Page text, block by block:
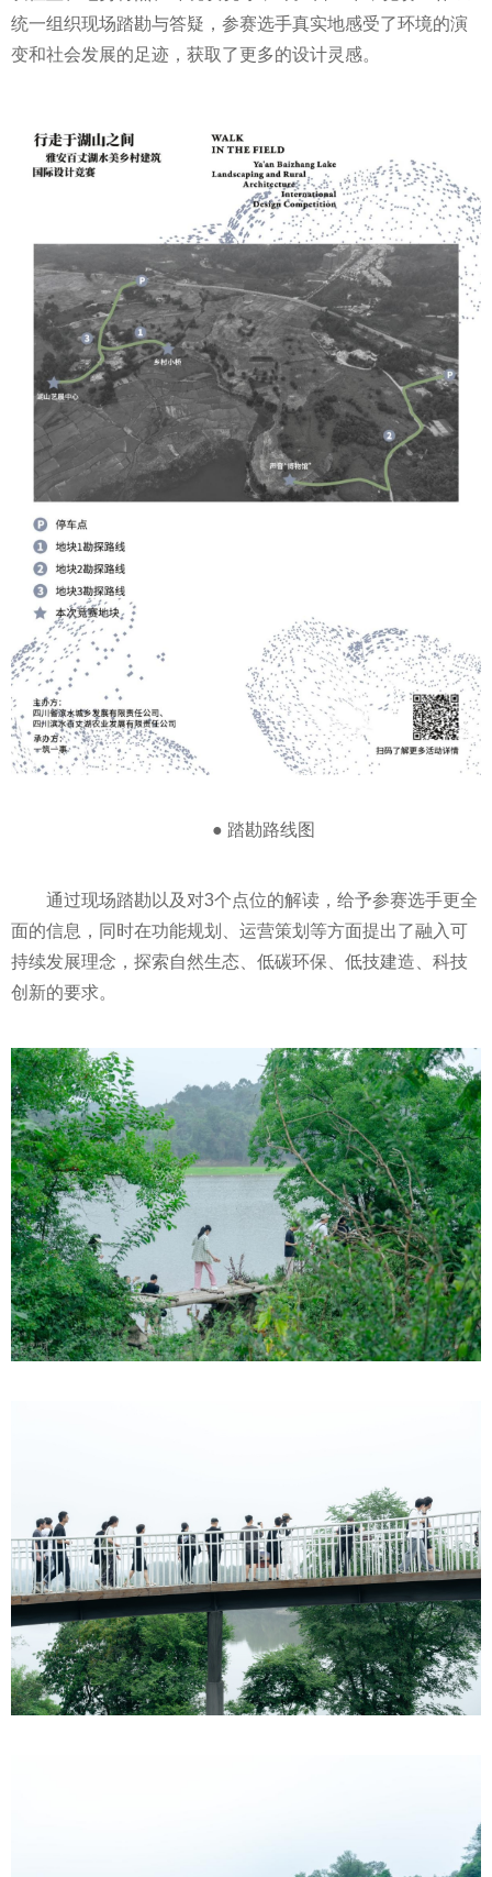
统一组织现场踏勘与答疑，参赛选手真实地感受了环境的演
变和社会发展的足迹，获取了更多的设计灵感。
● 踏勘路线图
通过现场踏勘以及对3个点位的解读，给予参赛选手更全
面的信息，同时在功能规划、运营策划等方面提出了融入可
持续发展理念，探索自然生态、低碳环保、低技建造、科技
创新的要求。